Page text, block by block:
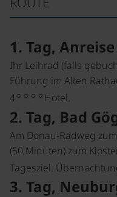
1. Tag,
Ihr Leihrad (falls
Führung im Alten
4☼☼☼☼ Hotel.
2. Tag, Bad
Am Donau-Radweg
(50 Minuten) zum
Tagesziel.
3. Tag,